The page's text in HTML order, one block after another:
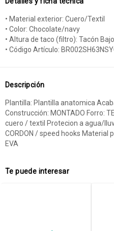
• Material exterior: Cuero/Textil
• Color: Chocolate/navy
• Altura de taco (filtro): Tacón Bajo
• Código Artículo:
Descripción
Plantilla: Plantilla anatomica
Construcción: MONTADO Forro:
cuero / textil Protecion a agua/
CORDON / speed hooks Material
EVA
Te puede interesar